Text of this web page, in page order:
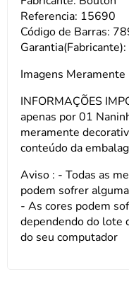
Referencia: 15690
Código de Barras:
Imagens
INFORMAÇÕES
apenas por 01
meramente
conteúdo da
Aviso : - Todas as
podem sofrer
- As cores podem
dependendo do lote
do seu computador